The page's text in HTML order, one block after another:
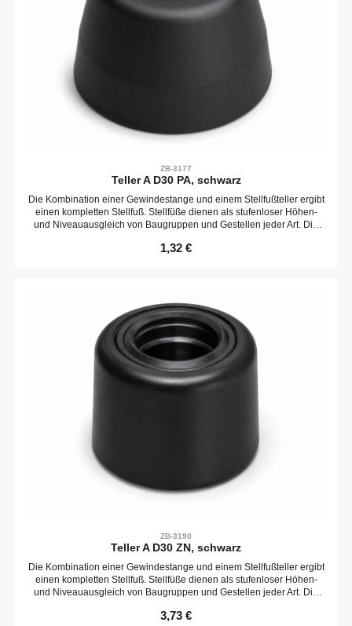
ZB-3177
Teller A D30 PA, schwarz
Die Kombination einer Gewindestange und einem Stellfußteller ergibt
einen kompletten Stellfuß. Stellfüße dienen als stufenloser Höhen-
und Niveauausgleich von Baugruppen und Gestellen jeder Art. Die
verbaut werden.
Regulärer Preis:
1,32 €
ZB-3190
Teller A D30 ZN, schwarz
Die Kombination einer Gewindestange und einem Stellfußteller ergibt
einen kompletten Stellfuß. Stellfüße dienen als stufenloser Höhen-
und Niveauausgleich von Baugruppen und Gestellen jeder Art. Die
verbaut werden.
Regulärer Preis:
3,73 €